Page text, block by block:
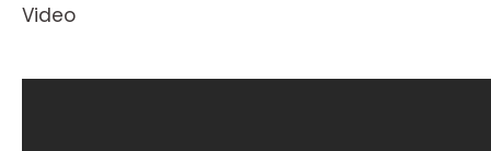
Video